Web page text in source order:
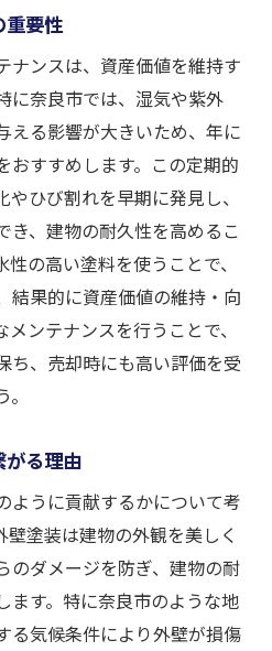
重要性
ナンスは、資産価値を維持す
に奈良市では、湿気や紫外
える影響が大きいため、年に
おすすめします。この定期的
ひび割れを早期に発見し、
き、建物の耐久性を高めるこ
の高い塗料を使うことで、
結果的に資産価値の維持・向
ンテナンスを行うことで、
ち、売却時にも高い評価を受
がる理由
ように貢献するかについて考
塗装は建物の外観を美しく
のダメージを防ぎ、建物の耐
ます。特に奈良市のような地
る気候条件により外壁が損傷